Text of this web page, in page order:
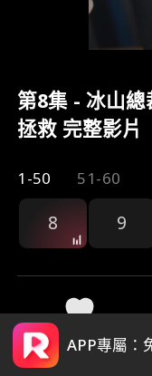
第8集 - 冰山
拯救 完整影片
1-50 51-60
8 9
40
APP專屬：